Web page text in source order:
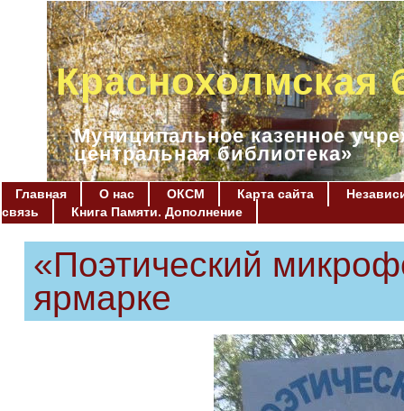
Краснохолмская
Муниципальное казенное
центральная библиотека»
Главная О нас ОКСМ Карта сайта
связь
Книга Памяти. Дополнение
«Поэтический
ярмарке